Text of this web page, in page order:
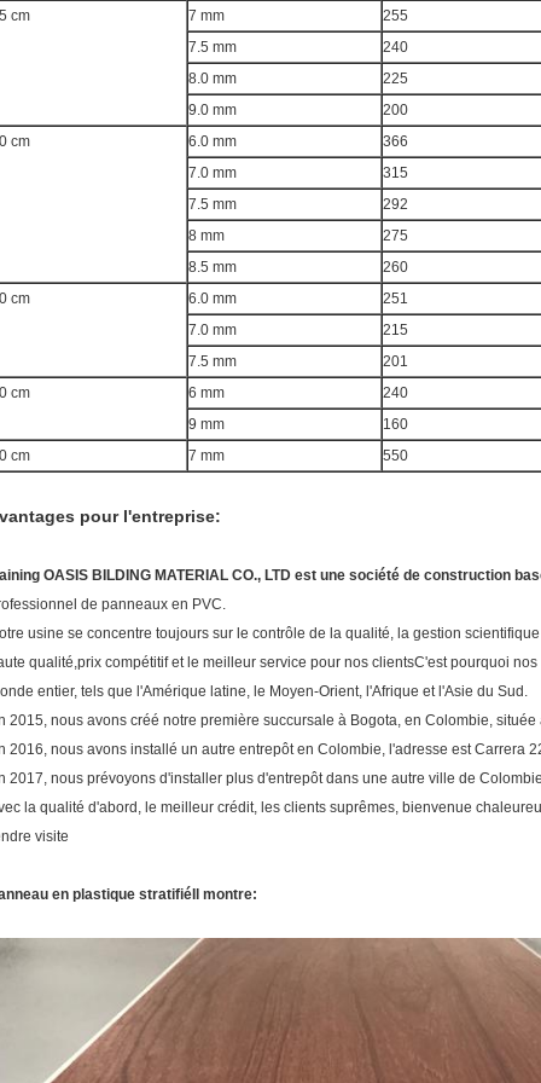
cm
7 mm
255
7.5 mm
240
8.0 mm
225
9.0 mm
200
cm
6.0 mm
366
7.0 mm
315
7.5 mm
292
8 mm
275
8.5 mm
260
cm
6.0 mm
251
7.0 mm
215
7.5 mm
201
cm
6 mm
240
9 mm
160
cm
7 mm 550
pour l'entreprise:
OASIS BILDING MATERIAL CO., LTD est une société de construction
de panneaux en PVC.
usine se concentre toujours sur le contrôle de la qualité, la gestion
qualité,prix compétitif et le meilleur service pour nos clientsC'est pourquoi
entier, tels que l'Amérique latine, le Moyen-Orient, l'Afrique et l'Asie du Sud.
2015, nous avons créé notre première succursale à Bogota, en Colombie,
2016, nous avons installé un autre entrepôt en Colombie, l'adresse est Carrera
2017, nous prévoyons d'installer plus d'entrepôt dans une autre ville de
la qualité d'abord, le meilleur crédit, les clients suprêmes, bienvenue
visite
en plastique stratifié Il montre: